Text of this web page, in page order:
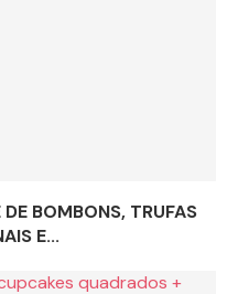
BOMBONS, TRUFAS
E...